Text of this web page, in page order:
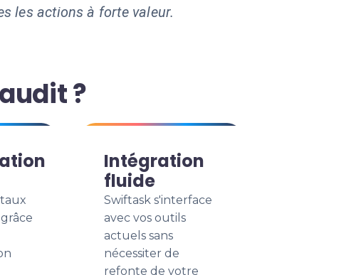
les actions à forte valeur.
?
Intégration
fluide
Swiftask s'interface
avec vos outils
actuels sans
nécessiter de
refonte de votre